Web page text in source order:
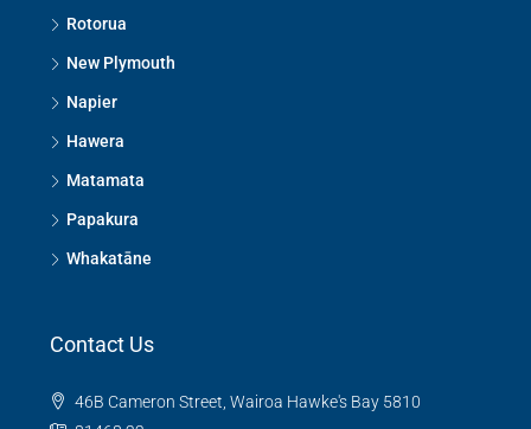
Rotorua
New Plymouth
Napier
Hawera
Matamata
Papakura
Whakatāne
Contact Us
46B Cameron Street, Wairoa Hawke's Bay 5810